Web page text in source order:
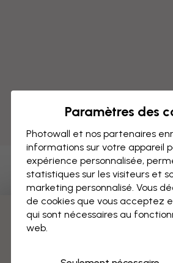
Carte d'encre noire
IMPRESSION SUR TOILE
Paramètres des
Photowall et nos partenaires
informations sur votre appareil
expérience personnalisée,
statistiques sur les visiteurs et
marketing personnalisé. Vous
de cookies que vous acceptez
qui sont nécessaires au
web.